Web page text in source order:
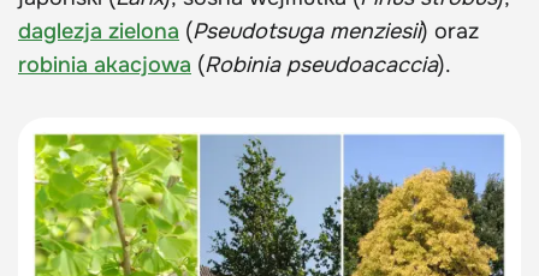
daglezja zielona (Pseudotsuga menziesii) oraz
robinia akacjowa (Robinia pseudoacaccia).